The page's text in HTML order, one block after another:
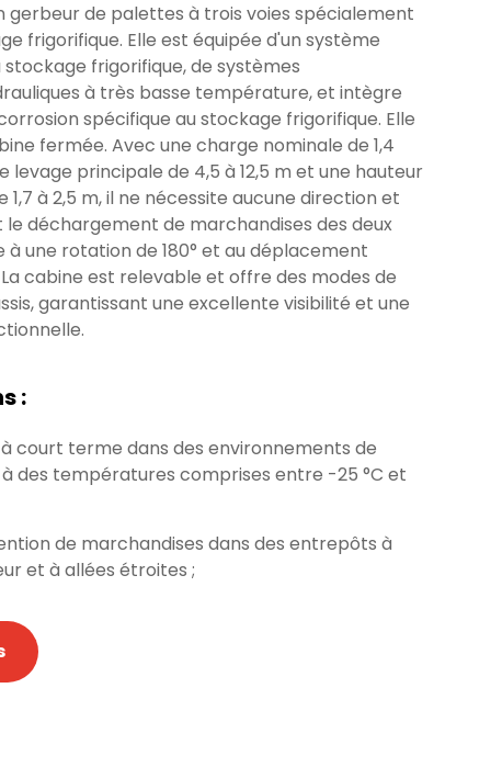
gerbeur de palettes à trois voies spécialement
frigorifique. Elle est équipée d'un système
frigorifique, de systèmes
à très basse température, et intègre
spécifique au stockage frigorifique. Elle
fermée. Avec une charge nominale de 1,4
levage principale de 4,5 à 12,5 m et une hauteur
1,7 à 2,5 m, il ne nécessite aucune direction et
déchargement de marchandises des deux
une rotation de 180° et au déplacement
cabine est relevable et offre des modes de
garantissant une excellente visibilité et une
:
à court terme dans des environnements de
des températures comprises entre -25 °C et
de marchandises dans des entrepôts à
et à allées étroites ;